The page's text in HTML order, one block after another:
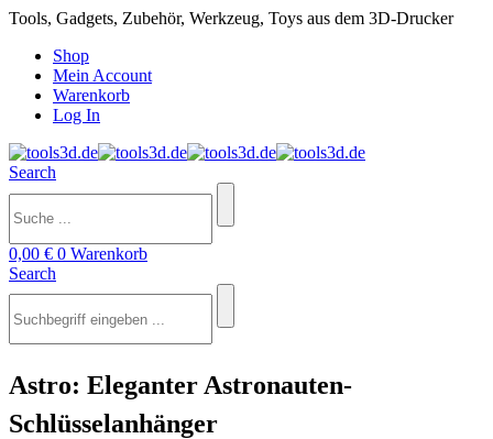
Tools, Gadgets, Zubehör, Werkzeug, Toys aus dem 3D-Drucker
Shop
Mein Account
Warenkorb
Log In
Search
0,00 € 0 Warenkorb
Search
Astro: Eleganter Astronauten-
Schlüsselanhänger